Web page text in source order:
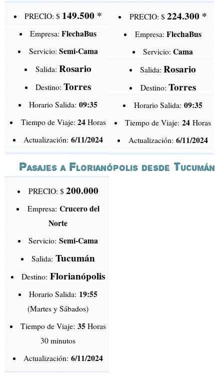
PRECIO: $ 149.500 *
Empresa:FlechaBus
Servicio: Semi-Cama
Salida: Rosario
Destino:Torres
Horario Salida:09:35
Tiempo de Viaje: 24Horas
Actualización:6/11/2024
PRECIO: $ 224.300 *
Empresa: FlechaBus
Servicio:Cama
Salida:Rosario
Destino: Torres
Horario Salida: 09:35
Tiempo de Viaje:24 Horas
Actualización: 6/11/2024
Pasajes a Florianópolis desde Tucumán
PRECIO: $ 200.000
Empresa: Crucero del
Norte
Servicio:Semi-Cama
Salida:Tucumán
Destino:Florianópolis
Horario Salida: 19:55
(Martes y Sábados)
Tiempo de Viaje:35 Horas
30 minutos
Actualización:6/11/2024